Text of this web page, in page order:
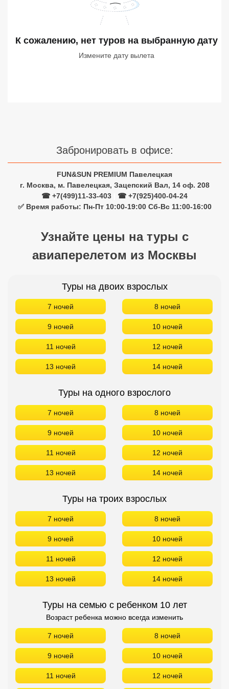
К сожалению, нет туров на выбранную дату
Измените дату вылета
Забронировать в офисе:
FUN&SUN PREMIUM Павелецкая
г. Москва, м. Павелецкая, Зацепский Вал, 14 оф. 208
☎ +7(499)11-33-403
☎ +7(925)400-04-24
✅ Время работы: Пн-Пт 10:00-19:00 Сб-Вс 11:00-16:00
Узнайте цены на туры с
авиаперелетом из Москвы
Туры на двоих взрослых
7 ночей 8 ночей
9 ночей 10 ночей
11 ночей 12 ночей
13 ночей 14 ночей
Туры на одного взрослого
7 ночей 8 ночей
9 ночей 10 ночей
11 ночей 12 ночей
13 ночей 14 ночей
Туры на троих взрослых
7 ночей 8 ночей
9 ночей 10 ночей
11 ночей 12 ночей
13 ночей 14 ночей
Туры на семью с ребенком 10 лет
Возраст ребенка можно всегда изменить
7 ночей 8 ночей
9 ночей 10 ночей
11 ночей 12 ночей
Сетевые отели ОАЭ
Сетевые отели Мальдив
Сетевые отели Бали
Сетевые отели Сейшел